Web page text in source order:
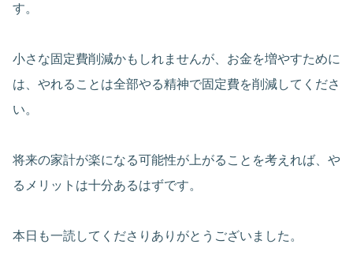
す。
小さな固定費削減かもしれませんが、お金を増やすために
は、やれることは全部やる精神で固定費を削減してくださ
い。
将来の家計が楽になる可能性が上がることを考えれば、や
るメリットは十分あるはずです。
本日も一読してくださりありがとうございました。